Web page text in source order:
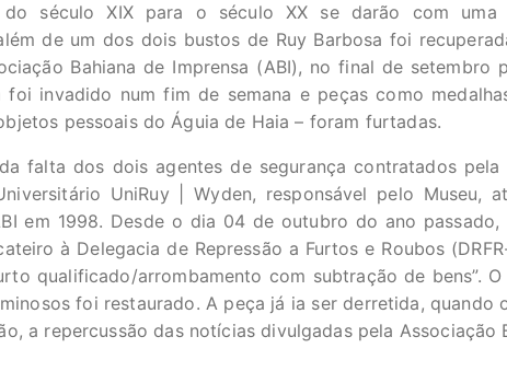
século XIX para o século XX se darão com uma
de um dos dois bustos de Ruy Barbosa foi
Bahiana de Imprensa (ABI), no final de setembro
foi invadido num fim de semana e peças como
pessoais do Águia de Haia – foram furtadas.
falta dos dois agentes de segurança contratados pela
UniRuy | Wyden, responsável pelo Museu,
em 1998. Desde o dia 04 de outubro do ano passado,
à Delegacia de Repressão a Furtos e Roubos
qualificado/arrombamento com subtração de bens”.
foi restaurado. A peça já ia ser derretida, quando
a repercussão das notícias divulgadas pela Associação